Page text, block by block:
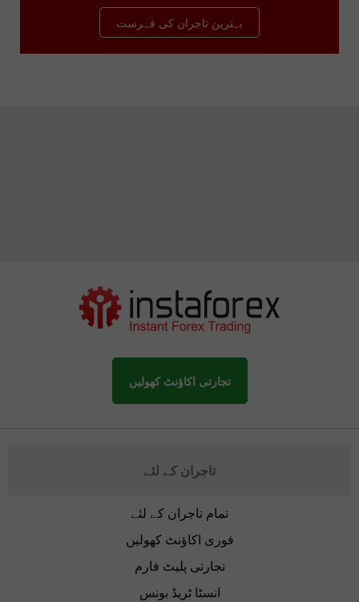
بہترین تاجران کی فہرست
تجارتی اکاؤنٹ کھولیں
تاجران کے لئے
تمام تاجران کے لئے
فوری اکاؤنٹ کھولیں
تجارتی پلیٹ فارم
انسٹا ٹریڈ بونس